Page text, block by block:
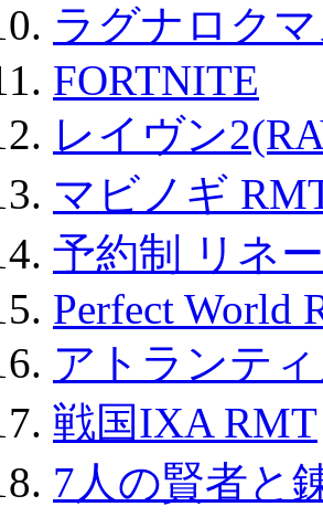
ラグナロク
FORTNITE
レイヴン
マビノギ
予約制 リネ
Perfect World
アトランテ
戦国IXA RMT
7人の賢者と